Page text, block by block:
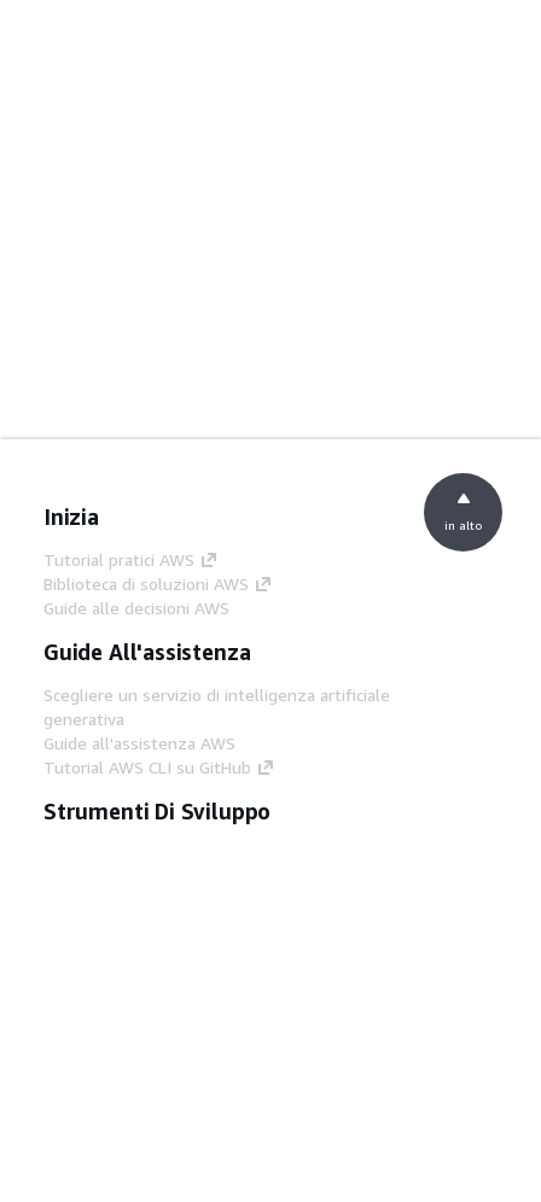
Inizia
Tutorial pratici AWS
Biblioteca di soluzioni AWS
Guide alle decisioni AWS
Guide All'assistenza
Scegliere un servizio di intelligenza artificiale
generativa
Guide all'assistenza AWS
Tutorial AWS CLI su GitHub
Strumenti Di Sviluppo
in alto